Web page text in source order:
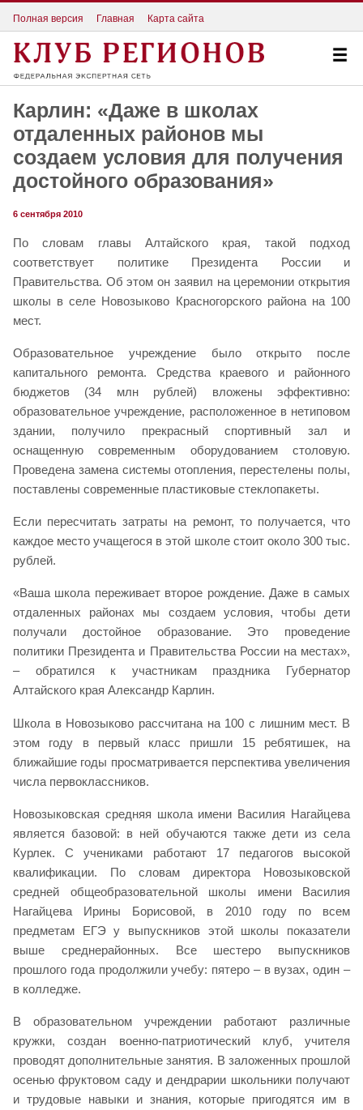
Полная версия Главная Карта сайта
Карлин: «Даже в школах
отдаленных районов мы
создаем условия для получения
достойного образования»
6 сентября 2010
По словам главы Алтайского края, такой подход
соответствует политике Президента России и
Правительства. Об этом он заявил на церемонии открытия
школы в селе Новозыково Красногорского района на 100
мест.
Образовательное учреждение было открыто после
капитального ремонта. Средства краевого и районного
бюджетов (34 млн рублей) вложены эффективно:
образовательное учреждение, расположенное в нетиповом
здании, получило прекрасный спортивный зал и
оснащенную современным оборудованием столовую.
Проведена замена системы отопления, перестелены полы,
поставлены современные пластиковые стеклопакеты.
Если пересчитать затраты на ремонт, то получается, что
каждое место учащегося в этой школе стоит около 300 тыс.
рублей.
«Ваша школа переживает второе рождение. Даже в самых
отдаленных районах мы создаем условия, чтобы дети
получали достойное образование. Это проведение
политики Президента и Правительства России на местах»,
– обратился к участникам праздника Губернатор
Алтайского края Александр Карлин.
Школа в Новозыково рассчитана на 100 с лишним мест. В
этом году в первый класс пришли 15 ребятишек, на
ближайшие годы просматривается перспектива увеличения
числа первоклассников.
Новозыковская средняя школа имени Василия Нагайцева
является базовой: в ней обучаются также дети из села
Курлек. С учениками работают 17 педагогов высокой
квалификации. По словам директора Новозыковской
средней общеобразовательной школы имени Василия
Нагайцева Ирины Борисовой, в 2010 году по всем
предметам ЕГЭ у выпускников этой школы показатели
выше среднерайонных. Все шестеро выпускников
прошлого года продолжили учебу: пятеро – в вузах, один –
в колледже.
В образовательном учреждении работают различные
кружки, создан военно-патриотический клуб, учителя
проводят дополнительные занятия. В заложенных прошлой
осенью фруктовом саду и дендрарии школьники получают
и трудовые навыки и знания, которые пригодятся им в